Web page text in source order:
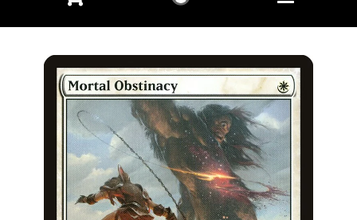
Magic: The Gathering Open
Pokémon Open
One Piece
Juegos de Mesa
Accesorios